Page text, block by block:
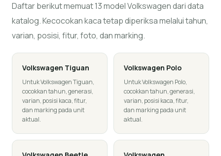
Daftar berikut memuat 13 model Volkswagen dari data
katalog. Kecocokan kaca tetap diperiksa melalui tahun,
varian, posisi, fitur, foto, dan marking.
Volkswagen Tiguan
Untuk Volkswagen Tiguan,
cocokkan tahun, generasi,
varian, posisi kaca, fitur,
dan marking pada unit
aktual.
Volkswagen Polo
Untuk Volkswagen Polo,
cocokkan tahun, generasi,
varian, posisi kaca, fitur,
dan marking pada unit
aktual.